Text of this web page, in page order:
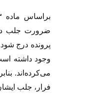
ضرورت جلب
پرونده درج
وجود داشته
می‌کرده‌اند.
فرار، جلب